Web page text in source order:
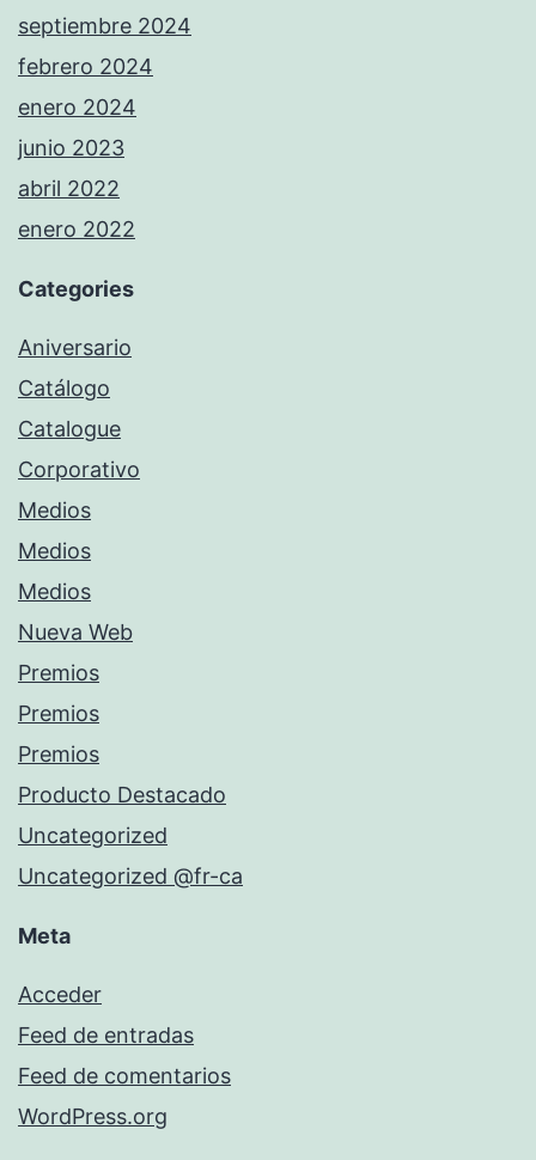
septiembre 2024
febrero 2024
enero 2024
junio 2023
abril 2022
enero 2022
Categories
Aniversario
Catálogo
Catalogue
Corporativo
Medios
Medios
Medios
Nueva Web
Premios
Premios
Premios
Producto Destacado
Uncategorized
Uncategorized @fr-ca
Meta
Acceder
Feed de entradas
Feed de comentarios
WordPress.org